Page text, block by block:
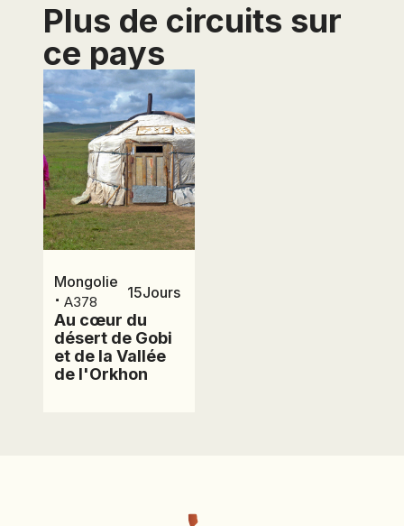
Prix et
dates
Avenue Carnot, 75017
Paris
Assurance
Responsabilité Civile
Professionnelle n°
RCP0223542
HISCOX c/o GRAS
SAVOYE, 2 à 8 rue
Ancelle, BP 129,
92202 Neuilly sur
Seine Cedex
Plus de circuits sur
ce pays
Mongolie
⋅ A378
15Jours
Au cœur du
désert de Gobi
et de la Vallée
de l'Orkhon